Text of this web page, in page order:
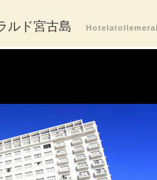
ルド宮古島